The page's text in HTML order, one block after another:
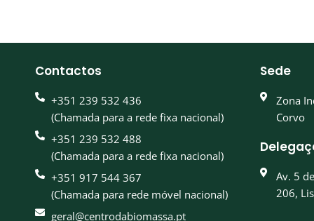
Contactos
+351 239 532 436
(Chamada para a rede fixa nacional)
+351 239 532 488
(Chamada para a rede fixa nacional)
+351 917 544 367
(Chamada para rede móvel nacional)
geral@centrodabiomassa.pt
Sede
Zona
Corvo
Av. 5
206,